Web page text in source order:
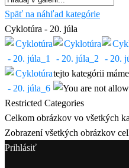
Späť na náhľad kategórie
Cyklotúra - 20. júla
tejto kategórii
Restricted Categories
Celkom obrázkov vo všetkých
Zobrazení všetkých obrázkov
Prihlásiť